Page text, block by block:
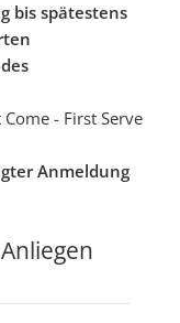
bis spätestens
- First Serve
Anmeldung